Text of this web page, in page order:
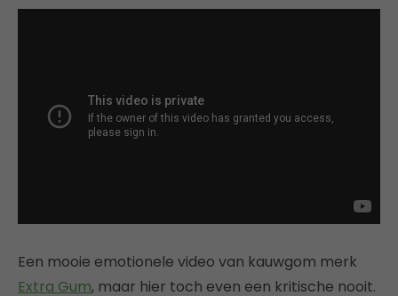
Een mooie emotionele video van kauwgom merk
Extra Gum, maar hier toch even een kritische nooit.